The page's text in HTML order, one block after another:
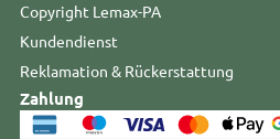
Copyright Lemax-PA
Kundendienst
Reklamation & Rückerstattung
Zahlung